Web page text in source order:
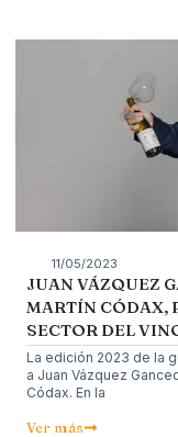
11/05/2023
JUAN VÁZQUEZ
MARTÍN CÓDAX,
SECTOR DEL
La edición 2023 de la
a Juan Vázquez
Códax. En la
Ver más